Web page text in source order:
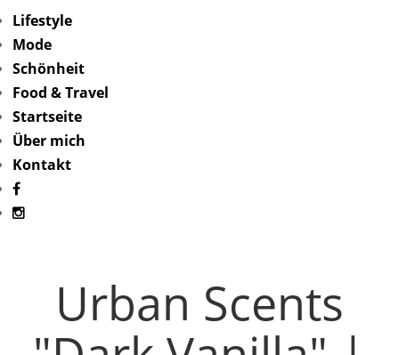
Lifestyle
Mode
Schönheit
Food & Travel
Startseite
Über mich
Kontakt
Urban Scents